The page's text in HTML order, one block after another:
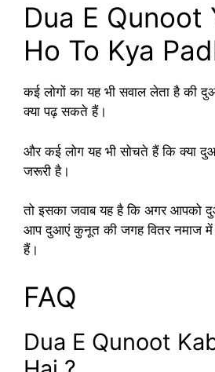
Dua E Qunoot
Ho To Kya
कई लोगों का यह भी सवाल लेता है की
क्या पढ़ सकते हैं।
और कई लोग यह भी सोचते हैं कि क्या
जरूरी है।
तो इसका जवाब यह है कि अगर आपको
आप दुआएं कुनूत की जगह वितर नमाज
हैं।
FAQ
Dua E Qunoot